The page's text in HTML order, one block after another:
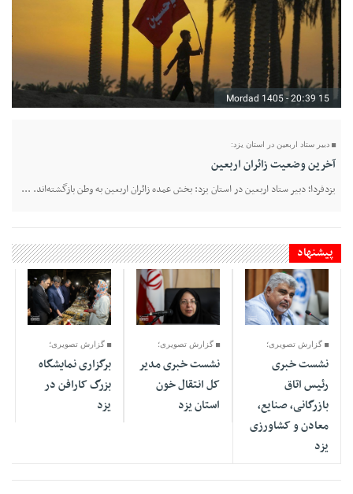
15 Mordad 1405 - 20:39
دبیر ستاد اربعین در استان یزد:
آخرین وضعیت زائران اربعین
یزدفردا؛ دبیر ستاد اربعین در استان یزد: بخش عمده زائران اربعین به وطن بازگشته‌اند. ...
پیشنهاد
14 Mordad
گزارش تصویری؛
نشست خبری
رئیس اتاق
بازرگانی، صنایع،
معادن و کشاورزی
یزد
08 Mordad
گزارش تصویری؛
نشست خبری مدیر
کل انتقال خون
استان یزد
07 Mordad
گزارش تصویری؛
برگزاری نمایشگاه
بزرگ کارافن در
یزد